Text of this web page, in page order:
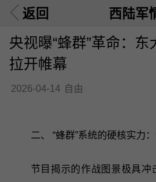
返回 西陆军
央视曝“蜂群”革命：
拉开帷幕
2026-04-14 自由
二、 “蜂群”系统的硬核实力
节目揭示的作战图景极具冲